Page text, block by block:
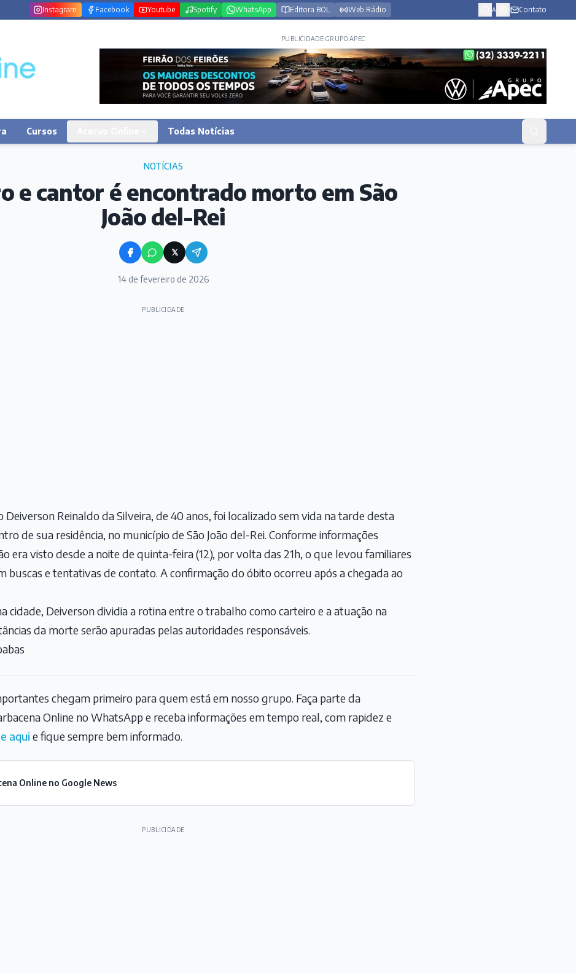
Instagram Facebook Youtube Spotify WhatsApp Editora BOL Web Rádio A Contato
PUBLICIDADE GRUPO APEC
Cursos Todas Notícias
NOTÍCIAS
e cantor é encontrado morto em São
João del-Rei
𝕏
14 de fevereiro de 2026
PUBLICIDADE
Deiverson Reinaldo da Silveira, de 40 anos, foi localizado sem vida na tarde desta
de sua residência, no município de São João del-Rei. Conforme informações
era visto desde a noite de quinta-feira (12), por volta das 21h, o que levou familiares
buscas e tentativas de contato. A confirmação do óbito ocorreu após a chegada ao
cidade, Deiverson dividia a rotina entre o trabalho como carteiro e a atuação na
da morte serão apuradas pelas autoridades responsáveis.
chegam primeiro para quem está em nosso grupo. Faça parte da
Online no WhatsApp e receba informações em tempo real, com rapidez e
aqui e fique sempre bem informado.
Online no Google News
PUBLICIDADE